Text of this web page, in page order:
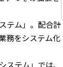
テム」。配合計
務をシステム化
ステム」では、